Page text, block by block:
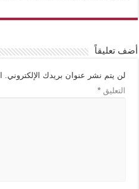
أضف تعليقاً
لن يتم نشر عنوان بريدك الإلكتروني.
التعليق*